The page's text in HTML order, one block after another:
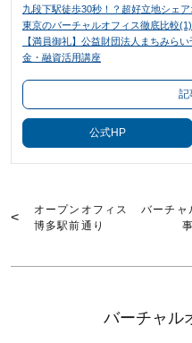
九段下駅徒歩30秒！？超好立地シェ
東京のバーチャルオフィス徹底比較
【満員御礼】公益財団法人まちみら
金・融資活用講座
記
公式HP
オープンオフィス
博多駅前通り
バーチャ
バーチャル